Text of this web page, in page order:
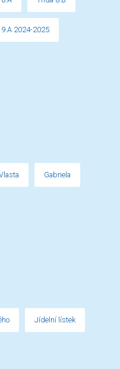
2024-2025
Gabriela
Jídelní lístek